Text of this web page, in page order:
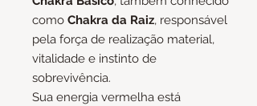
como Chakra da Raiz, responsável
pela força de realização material,
vitalidade e instinto de
sobrevivência.
Sua energia vermelha está